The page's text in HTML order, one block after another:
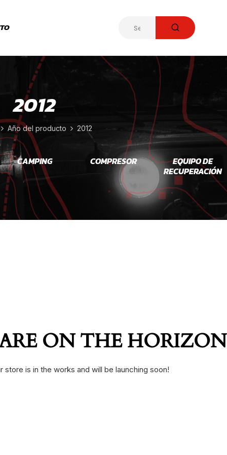
2012
Año del producto 2012
CAMPING COMPRESOR
EQUIPO DE
RECUPERACIÓN
ON THE HORIZON
store is in the works and will be launching soon!